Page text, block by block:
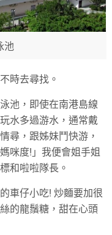
池
時去尋找。
池，即使在南港島線
水多過游水，通常戴
尋，跟姊妹鬥快游，
咪度!」我便會姐手姐
和啦啦隊長。
車仔小吃! 炒麵要加很
的龍鬚糖，甜在心頭